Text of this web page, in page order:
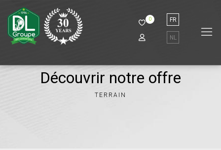
0 FR
NL
Découvrir notre offre
TERRAIN